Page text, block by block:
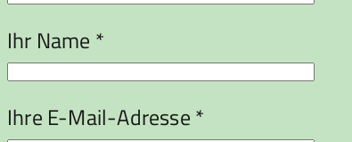
Ihr Name *
Ihre E-Mail-Adresse *